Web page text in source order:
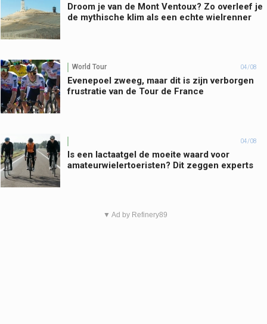
Droom je van de Mont Ventoux? Zo overleef je
de mythische klim als een echte wielrenner
World Tour 04/08
Evenepoel zweeg, maar dit is zijn verborgen
frustratie van de Tour de France
04/08
Is een lactaatgel de moeite waard voor
amateurwielertoeristen? Dit zeggen experts
▼ Ad by Refinery89